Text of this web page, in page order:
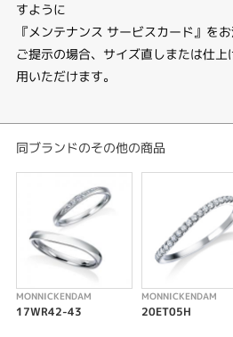
すように
『メンテナンス サービスカード』をお
ご提示の場合、サイズ直しまたは仕
用いただけます。
同ブランドのその他の商品
MONNICKENDAM
17WR42-43
MONNICKENDAM
20ET05H